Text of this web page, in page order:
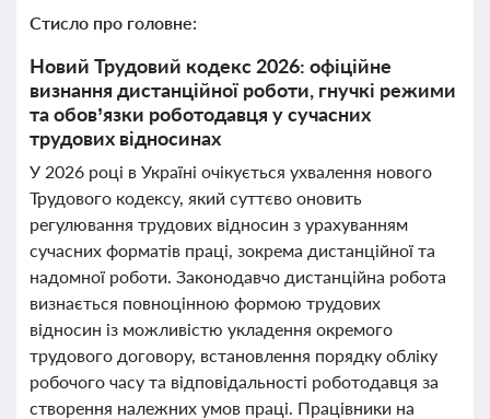
Стисло про головне:
Новий Трудовий кодекс 2026: офіційне
визнання дистанційної роботи, гнучкі режими
та обов’язки роботодавця у сучасних
трудових відносинах
У 2026 році в Україні очікується ухвалення нового
Трудового кодексу, який суттєво оновить
регулювання трудових відносин з урахуванням
сучасних форматів праці, зокрема дистанційної та
надомної роботи. Законодавчо дистанційна робота
визнається повноцінною формою трудових
відносин із можливістю укладення окремого
трудового договору, встановлення порядку обліку
робочого часу та відповідальності роботодавця за
створення належних умов праці. Працівники на